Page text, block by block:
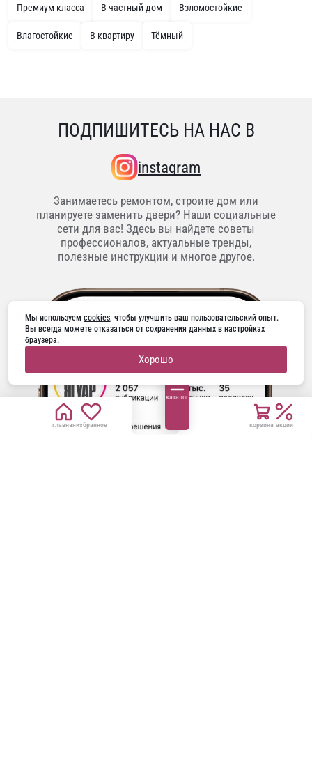
главнаяизбранное
каталог
корзина акции
Премиум класса В частный дом Взломостойкие
Влагостойкие В квартиру Тёмный
ПОДПИШИТЕСЬ НА НАС В
instagram
Занимаетесь ремонтом, строите дом или
планируете заменить двери? Наши социальные
сети для вас! Здесь вы найдете советы
профессионалов, актуальные тренды,
полезные инструкции и многое другое.
Мы используем cookies, чтобы улучшить ваш пользовательский опыт.
Вы всегда можете отказаться от сохранения данных в настройках
браузера.
Хорошо